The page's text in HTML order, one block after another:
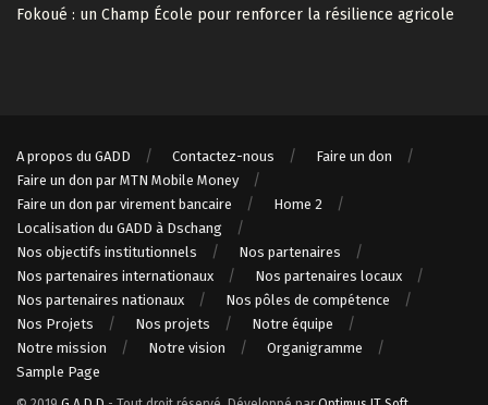
Fokoué : un Champ École pour renforcer la résilience agricole
A propos du GADD Contactez-nous
Faire un don
Faire un don par MTN Mobile Money
Faire un don par virement bancaire
Home 2
Localisation du GADD à Dschang
Nos objectifs institutionnels
Nos partenaires
Nos partenaires internationaux
Nos partenaires locaux
Nos partenaires nationaux
Nos pôles de compétence
Nos Projets
Nos projets
Notre équipe
Notre mission
Notre vision
Organigramme
Sample Page